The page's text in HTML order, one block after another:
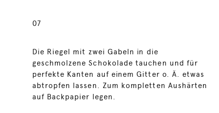
07
Die Riegel mit zwei Gabeln in die
geschmolzene Schokolade tauchen und für
perfekte Kanten auf einem Gitter o. Ä. etwas
abtropfen lassen. Zum kompletten Aushärten
auf Backpapier legen.